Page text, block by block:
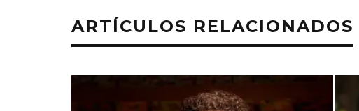
ARTÍCULOS RELACIONADOS